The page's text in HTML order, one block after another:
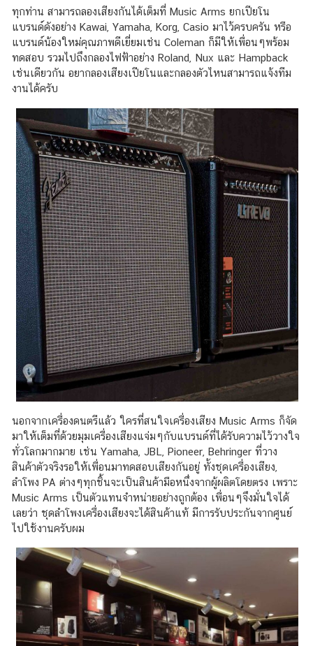
ทุกท่าน สามารถลองเสียงกันได้เต็มที่ Music Arms ยกเปียโน
แบรนด์ดังอย่าง Kawai, Yamaha, Korg, Casio มาไว้ครบครัน หรือ
แบรนด์น้องใหม่คุณภาพดีเยี่ยมเช่น Coleman ก็มีให้เพื่อนๆพร้อม
ทดสอบ รวมไปถึงกลองไฟฟ้าอย่าง Roland, Nux และ Hampback
เช่นเดียวกัน อยากลองเสียงเปียโนและกลองตัวไหนสามารถแจ้งทีม
งานได้ครับ
นอกจากเครื่องดนตรีแล้ว ใครที่สนใจเครื่องเสียง Music Arms ก็จัด
มาให้เต็มที่ด้วยมุมเครื่องเสียงแจ่มๆกับแบรนด์ที่ได้รับความไว้วางใจ
ทั่วโลกมากมาย เช่น Yamaha, JBL, Pioneer, Behringer ที่วาง
สินค้าตัวจริงรอให้เพื่อนมาทดสอบเสียงกันอยู่ ทั้งชุดเครื่องเสียง,
ลำโพง PA ต่างๆทุกชิ้นจะเป็นสินค้ามือหนึ่งจากผู้ผลิตโดยตรง เพราะ
Music Arms เป็นตัวแทนจำหน่ายอย่างถูกต้อง เพื่อนๆจึงมั่นใจได้
เลยว่า ชุดลำโพงเครื่องเสียงจะได้สินค้าแท้ มีการรับประกันจากศูนย์
ไปใช้งานครับผม